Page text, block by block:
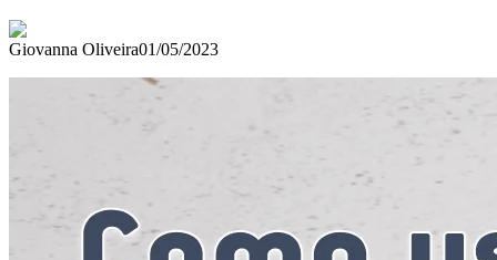
Giovanna Oliveira01/05/2023